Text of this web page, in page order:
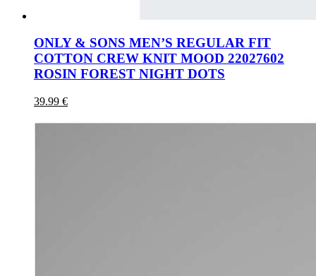
ONLY & SONS MEN’S REGULAR FIT
COTTON CREW KNIT MOOD 22027602
ROSIN FOREST NIGHT DOTS
39.99 €